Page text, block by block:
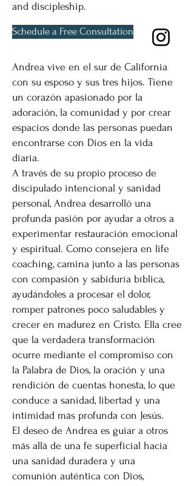
and discipleship.
-
Andrea vive en el sur de California
con su esposo y sus tres hijos. Tiene
un corazón apasionado por la
adoración, la comunidad y por crear
espacios donde las personas puedan
encontrarse con Dios en la vida
diaria.
A través de su propio proceso de
discipulado intencional y sanidad
personal, Andrea desarrolló una
profunda pasión por ayudar a otros a
experimentar restauración emocional
y espiritual. Como consejera en life
coaching, camina junto a las personas
con compasión y sabiduría bíblica,
ayudándoles a procesar el dolor,
romper patrones poco saludables y
crecer en madurez en Cristo. Ella cree
que la verdadera transformación
ocurre mediante el compromiso con
la Palabra de Dios, la oración y una
rendición de cuentas honesta, lo que
conduce a sanidad, libertad y una
intimidad más profunda con Jesús.
El deseo de Andrea es guiar a otros
más allá de una fe superficial hacia
una sanidad duradera y una
comunión auténtica con Dios,
Schedule a Free Consultation